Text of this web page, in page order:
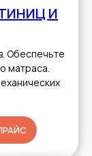
И
Обеспечьте
матраса.